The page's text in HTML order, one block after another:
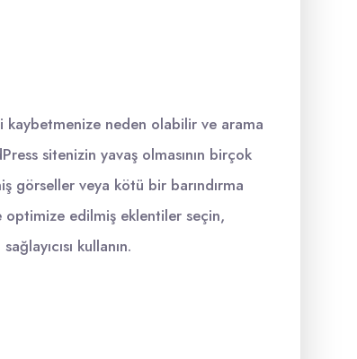
neden olabilir ve arama
sitenizin yavaş olmasının birçok
görseller veya kötü bir barındırma
optimize edilmiş eklentiler seçin,
kullanın.